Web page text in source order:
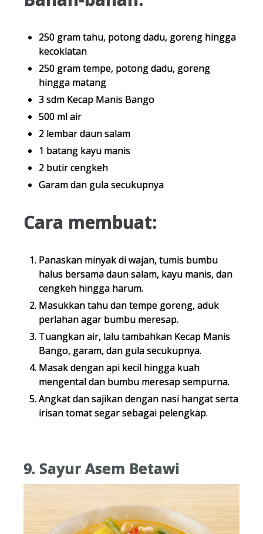
250 gram tahu, potong dadu, goreng hingga
kecoklatan
250 gram tempe, potong dadu, goreng
hingga matang
3 sdm Kecap Manis Bango
500 ml air
2 lembar daun salam
1 batang kayu manis
2 butir cengkeh
Garam dan gula secukupnya
Cara membuat:
Panaskan minyak di wajan, tumis bumbu
halus bersama daun salam, kayu manis, dan
cengkeh hingga harum.
Masukkan tahu dan tempe goreng, aduk
perlahan agar bumbu meresap.
Tuangkan air, lalu tambahkan Kecap Manis
Bango, garam, dan gula secukupnya.
Masak dengan api kecil hingga kuah
mengental dan bumbu meresap sempurna.
Angkat dan sajikan dengan nasi hangat serta
irisan tomat segar sebagai pelengkap.
9. Sayur Asem Betawi